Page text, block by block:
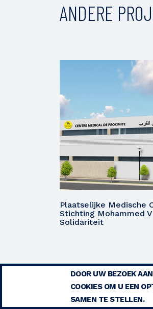
ANDERE
Plaatselijke Medische
Stichting Mohammed
Solidariteit
DOOR UW BEZOEK
COOKIES OM U EEN
SAMEN TE STELLEN.